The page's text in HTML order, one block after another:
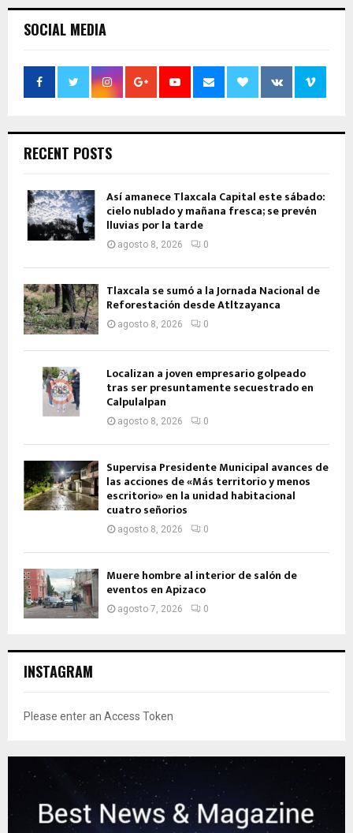
SOCIAL MEDIA
RECENT POSTS
Así amanece Tlaxcala Capital este sábado:
cielo nublado y mañana fresca; se prevén
lluvias por la tarde
agosto 8, 2026 0
Tlaxcala se sumó a la Jornada Nacional de
Reforestación desde Atltzayanca
agosto 8, 2026 0
Localizan a joven empresario golpeado
tras ser presuntamente secuestrado en
Calpulalpan
agosto 8, 2026 0
Supervisa Presidente Municipal avances de
las acciones de «Más territorio y menos
escritorio» en la unidad habitacional
cuatro señorios
agosto 8, 2026 0
Muere hombre al interior de salón de
eventos en Apizaco
agosto 7, 2026 0
INSTAGRAM
Please enter an Access Token